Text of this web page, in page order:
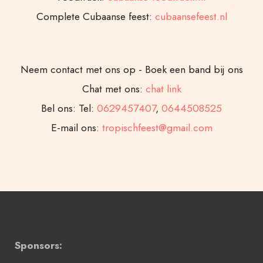
Complete Cubaanse feest: cubaansefeest.nl
Neem contact met ons op - Boek een band bij ons
Chat met ons: chat link
Bel ons: Tel: 0629457407, 0644508525
E-mail ons: tropischfeest@gmail.com
Sponsors: